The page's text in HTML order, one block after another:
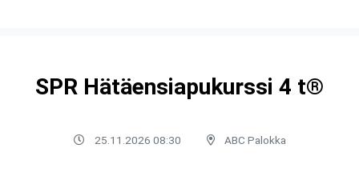
SPR Hätäensiapukurssi 4 t®
25.11.2026 08:30 ABC Palokka